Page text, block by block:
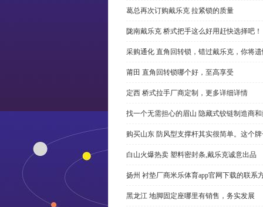
葛总再次订购戴乐克 拉紧锁的质量
陇南戴乐克 桥式把手这么好用赶快选择吧！
采购通化 直角回转锁，错过戴乐克，你将
莆田 直角回转锁哪个好，至高享受
定西 桥式拉手厂商定制，更多详细详情
找一个无需担心的眉山 隐藏式铰链制造商
购买山东 防风型支撑杆其实很简单。这个
白山火爆热卖 塑料密封条,戴乐克诚意出品
扬州 衬垫厂商米乐体育app官网下载的联系
黑龙江 地脚固定座哪里有销售，务实发展